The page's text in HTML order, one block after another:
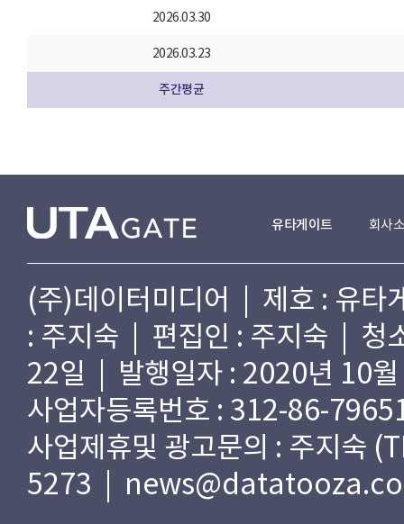
2026.03.30
2026.03.23
주간평균
유타게이트 회사
(주)데이터미디어 | 제호 : 유
: 주지숙 | 편집인 : 주지숙 | 청
22일 | 발행일자 : 2020년 10
사업자등록번호 : 312-86-
사업제휴및 광고문의 : 주지숙
5273 |